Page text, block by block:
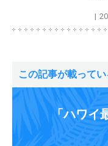
この記事が載って
「ハワイ